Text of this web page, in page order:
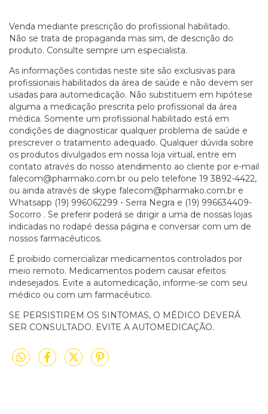
Venda mediante prescrição do profissional habilitado.
Não se trata de propaganda mas sim, de descrição do
produto. Consulte sempre um especialista.
As informações contidas neste site são exclusivas para
profissionais habilitados da área de saúde e não devem ser
usadas para automedicação. Não substituem em hipótese
alguma a medicação prescrita pelo profissional da área
médica. Somente um profissional habilitado está em
condições de diagnosticar qualquer problema de saúde e
prescrever o tratamento adequado. Qualquer dúvida sobre
os produtos divulgados em nossa loja virtual, entre em
contato através do nosso atendimento ao cliente por e-mail
falecom@pharmako.com.br ou pelo telefone 19 3892-4422,
ou ainda através de skype falecom@pharmako.com.br e
Whatsapp (19) 996062299 - Serra Negra e (19) 996634409-
Socorro . Se preferir poderá se dirigir a uma de nossas lojas
indicadas no rodapé dessa página e conversar com um de
nossos farmacêuticos.
É proibido comercializar medicamentos controlados por
meio remoto. Medicamentos podem causar efeitos
indesejados. Evite a automedicação, informe-se com seu
médico ou com um farmacêutico.
SE PERSISTIREM OS SINTOMAS, O MÉDICO DEVERÁ
SER CONSULTADO. EVITE A AUTOMEDICAÇÃO.